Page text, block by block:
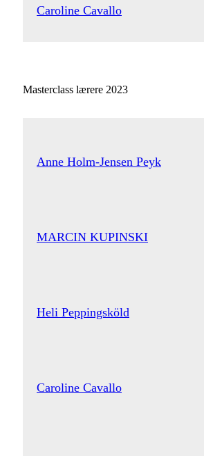
Caroline Cavallo
Masterclass lærere 2023
Anne Holm-Jensen Peyk
MARCIN KUPINSKI
Heli Peppingsköld
Caroline Cavallo